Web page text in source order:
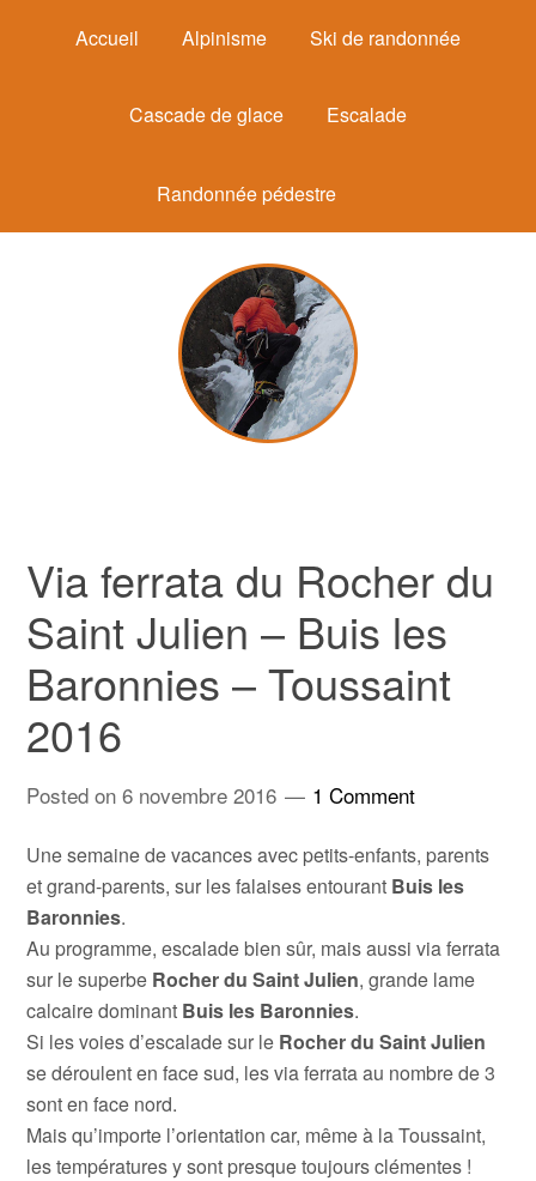
Accueil Alpinisme Ski de randonnée
Cascade de glace Escalade
Randonnée pédestre
Via ferrata du Rocher du
Saint Julien – Buis les
Baronnies – Toussaint
2016
Posted on6 novembre 2016 1 Comment
Une semaine de vacances avec petits-enfants, parents
et grand-parents, sur les falaises entourant Buis les
Baronnies.
Au programme, escalade bien sûr, mais aussi via ferrata
sur le superbe Rocher du Saint Julien, grande lame
calcaire dominant Buis les Baronnies.
Si les voies d’escalade sur le Rocher du Saint Julien
se déroulent en face sud, les via ferrata au nombre de 3
sont en face nord.
Mais qu’importe l’orientation car, même à la Toussaint,
les températures y sont presque toujours clémentes !